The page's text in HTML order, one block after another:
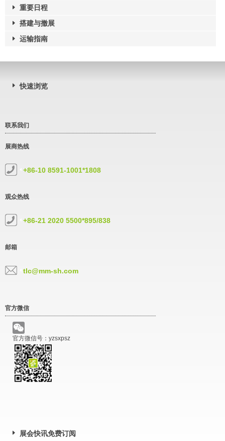
重要日程
搭建与撤展
运输指南
快速浏览
联系我们
展商热线
+86-10 8591-1001*1808
观众热线
+86-21 2020 5500*895/838
邮箱
tlc@mm-sh.com
官方微信
官方微信号：yzsxpsz
展会快讯免费订阅